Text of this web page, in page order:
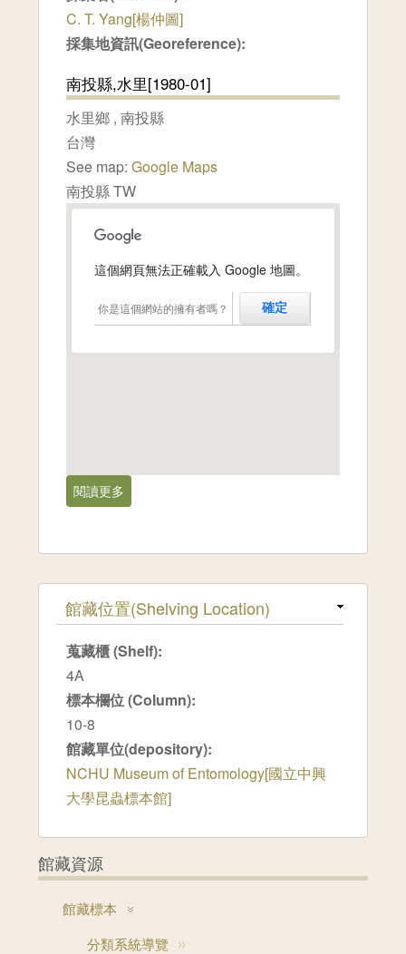
C. T. Yang[楊仲圖]
採集地資訊(Georeference):
南投縣,水里[1980-01]
水里鄉 ,南投縣
台灣
See map:Google Maps
南投縣 TW
這個網頁無法正確載入 Google 地圖。
你是這個網站的擁有者嗎？ 確定
閱讀更多
隱藏
館藏位置(Shelving Location)
蒐藏櫃 (Shelf):
4A
標本欄位 (Column):
10-8
館藏單位(depository):
NCHU Museum of Entomology[國立中興
大學昆蟲標本館]
館藏資源
館藏標本
分類系統導覽